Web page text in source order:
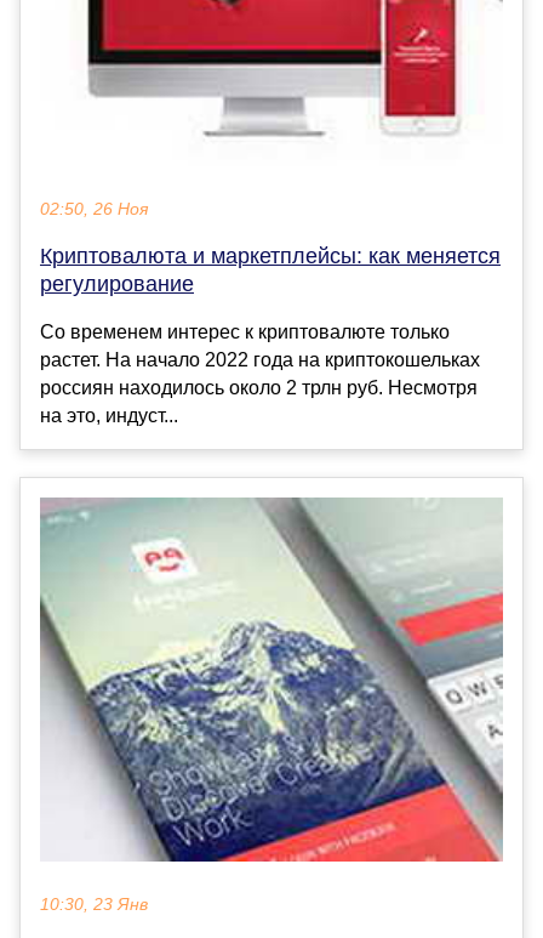
02:50, 26 Ноя
Криптовалюта и маркетплейсы: как меняется
регулирование
Со временем интерес к криптовалюте только
растет. На начало 2022 года на криптокошельках
россиян находилось около 2 трлн руб. Несмотря
на это, индуст...
10:30, 23 Янв